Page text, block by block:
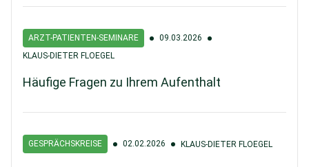
ARZT-PATIENTEN-SEMINARE
09.03.2026
KLAUS-DIETER FLOEGEL
Häufige Fragen zu Ihrem Aufenthalt
GESPRÄCHSKREISE 02.02.2026 KLAUS-DIETER FLOEGEL